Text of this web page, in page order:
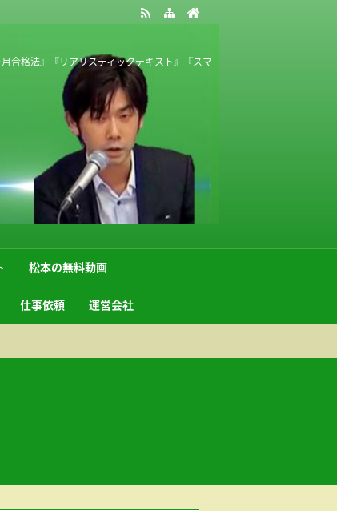
合格法』『リアリスティックテキスト』『スマ
松本の無料動画
仕事依頼 運営会社